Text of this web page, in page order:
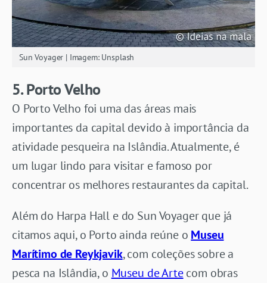
Sun Voyager | Imagem: Unsplash
5. Porto Velho
O Porto Velho foi uma das áreas mais
importantes da capital devido à importância da
atividade pesqueira na Islândia. Atualmente, é
um lugar lindo para visitar e famoso por
concentrar os melhores restaurantes da capital.
Além do Harpa Hall e do Sun Voyager que já
citamos aqui, o Porto ainda reúne o Museu
Marítimo de Reykjavik, com coleções sobre a
pesca na Islândia, o Museu de Artecom obras